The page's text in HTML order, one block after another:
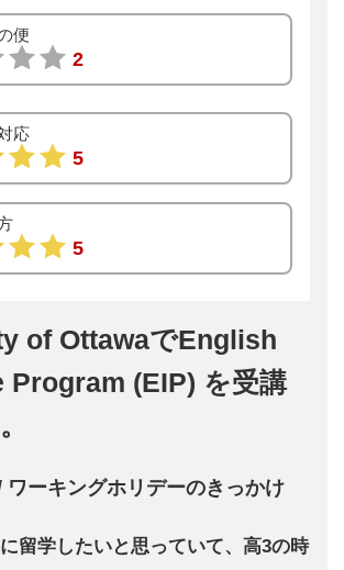
便
2
応
5
5
of OttawaでEnglish
Program (EIP) を受講
ワーキングホリデーのきっかけ
留学したいと思っていて、高3の時